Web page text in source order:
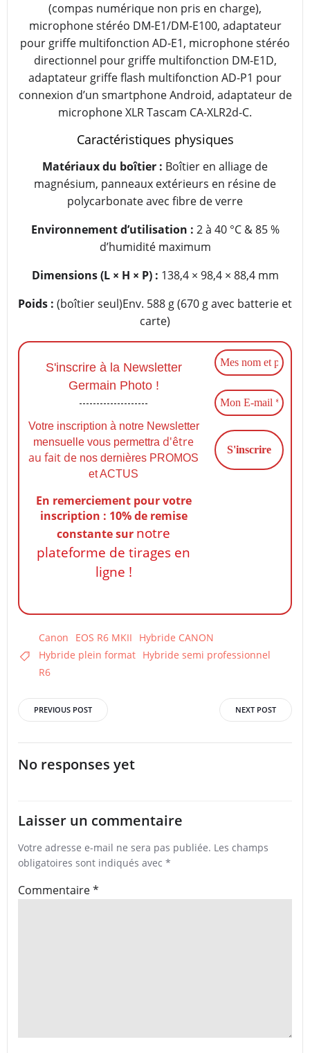
(compas numérique non pris en charge),
microphone stéréo DM-E1/DM-E100, adaptateur
pour griffe multifonction AD-E1, microphone stéréo
directionnel pour griffe multifonction DM-E1D,
adaptateur griffe flash multifonction AD-P1 pour
connexion d’un smartphone Android, adaptateur de
microphone XLR Tascam CA-XLR2d-C.
Caractéristiques physiques
Matériaux du boîtier : Boîtier en alliage de
magnésium, panneaux extérieurs en résine de
polycarbonate avec fibre de verre
Environnement d’utilisation : 2 à 40 °C & 85 %
d’humidité maximum
Dimensions (L × H × P) : 138,4 × 98,4 × 88,4 mm
Poids : (boîtier seul)Env. 588 g (670 g avec batterie et
carte)
S'inscrire à la Newsletter
Germain Photo !
Votre inscription à notre Newsletter
mensuelle vous permettra d'être
au fait de nos dernières PROMOS
et ACTUS
En remerciement pour votre
inscription : 10% de remise
constantesur notre
plateforme de tirages en
ligne !
Canon EOS R6 MKII
Hybride CANON
Hybride plein format Hybride semi professionnel
R6
Post
navigation
PREVIOUS POST
navigation
NEXT POST
No responses yet
Laisser un commentaire
Votre adresse e-mail ne sera pas publiée. Les champs
obligatoires sont indiqués avec *
Commentaire*